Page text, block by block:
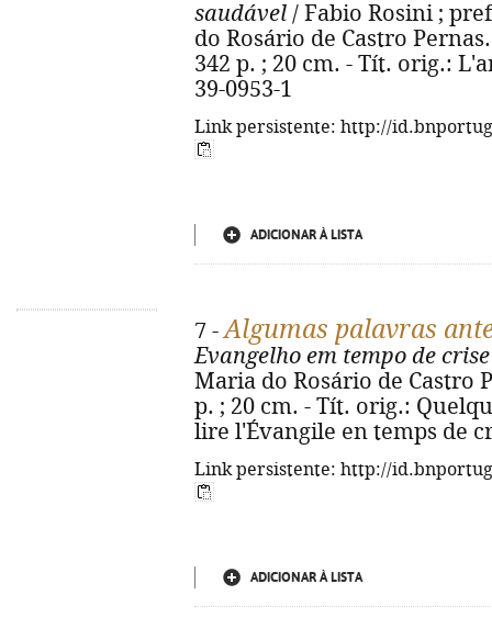
saudável / Fabio Rosini ;
do Rosário de Castro
342 p. ; 20 cm. - Tít. orig.:
39-0953-1
Link persistente: http://
ADICIONAR À LISTA
7 -Algumas palavras
Evangelho em tempo de crise
Maria do Rosário de Castro
p. ; 20 cm. - Tít. orig.:
lire l'Évangile en temps de
Link persistente: http://
ADICIONAR À LISTA